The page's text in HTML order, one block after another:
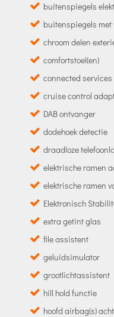
buitenspiegels
buitenspiegels
chroom delen
comfortstoel(en)
connected services
cruise control
DAB ontvanger
dodehoek detectie
draadloze
elektrische ramen
elektrische ramen
Elektronisch
extra getint glas
file assistent
geluidsimulator
grootlichtassistent
hill hold functie
hoofd airbag(s)